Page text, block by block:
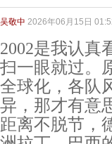
吴敬中 2026年06月15日
2002是我认真
扫一眼就过。
全球化，各队
异，那才有意
距离不脱节，